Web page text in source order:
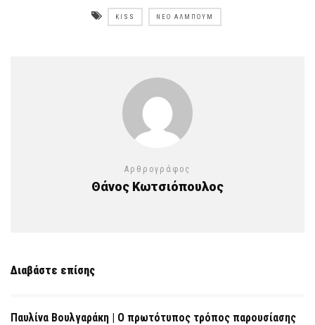
KISS ΝΈΟ ΆΛΜΠΟΥΜ
Αρθρογράφος
Θάνος Κωτσιόπουλος
Διαβάστε επίσης
Παυλίνα Βουλγαράκη | Ο πρωτότυπος τρόπος παρουσίασης